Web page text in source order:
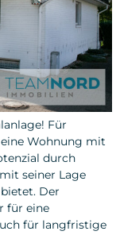
Für
Wohnung mit
durch
seiner Lage
Der
für eine
für langfristige